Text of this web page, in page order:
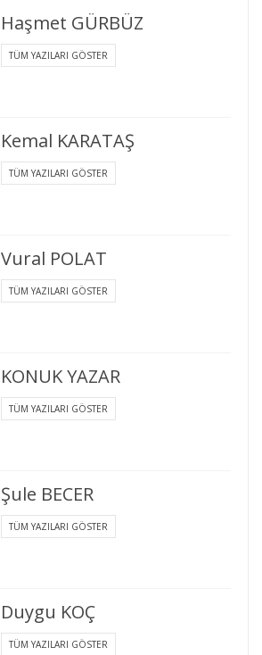
Haşmet GÜRBÜZ
TÜM YAZILARI GÖSTER
Kemal KARATAŞ
TÜM YAZILARI GÖSTER
Vural POLAT
TÜM YAZILARI GÖSTER
KONUK YAZAR
TÜM YAZILARI GÖSTER
Şule BECER
TÜM YAZILARI GÖSTER
Duygu KOÇ
TÜM YAZILARI GÖSTER